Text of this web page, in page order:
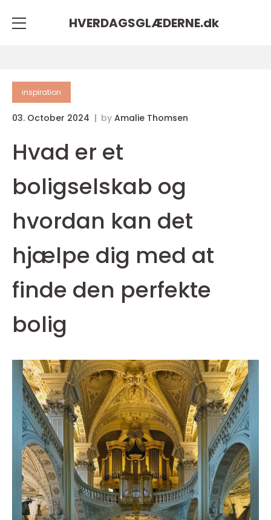
HVERDAGSGLÆDERNE.dk
inspiration
03. October 2024 by Amalie Thomsen
Hvad er et
boligselskab og
hvordan kan det
hjælpe dig med at
finde den perfekte
bolig